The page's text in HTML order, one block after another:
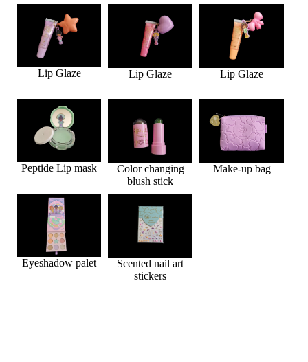
Lip Glaze Lip Glaze Lip Glaze
Peptide Lip mask
Color changing
blush stick
Make-up bag
Eyeshadow palet
Scented nail art
stickers